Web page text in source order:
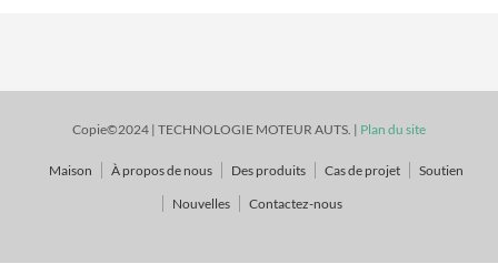
Copie©2024 | TECHNOLOGIE MOTEUR AUTS. | Plan du site
Maison À propos de nous Des produits Cas de projet
Soutien
Nouvelles
Contactez-nous